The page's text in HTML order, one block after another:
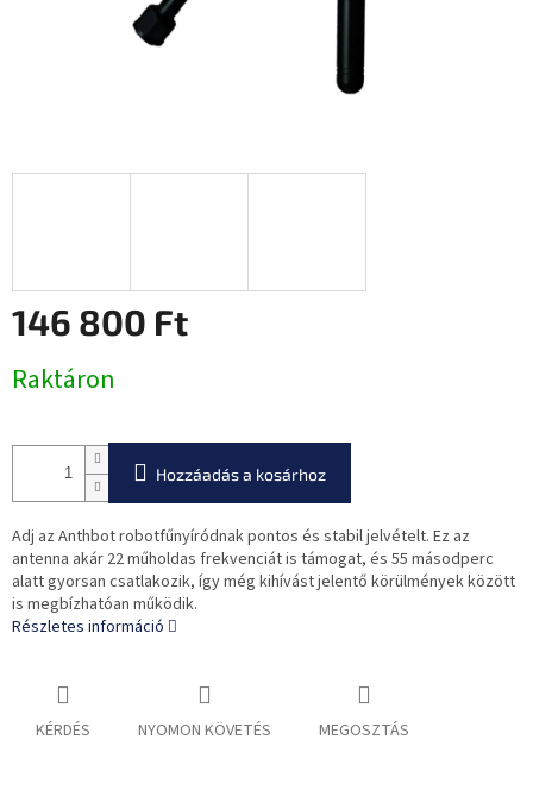
146 800 Ft
Raktáron
Hozzáadás a kosárhoz
Adj az Anthbot robotfűnyíródnak pontos és stabil jelvételt. Ez az
antenna akár 22 műholdas frekvenciát is támogat, és 55 másodperc
alatt gyorsan csatlakozik, így még kihívást jelentő körülmények között
is megbízhatóan működik.
Részletes információ
KÉRDÉS NYOMON KÖVETÉS MEGOSZTÁS